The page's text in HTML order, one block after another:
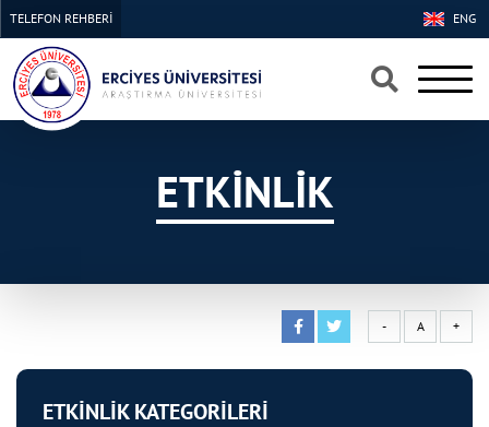
×
×
ENG
TELEFON REHBERİ
ETKİNLİK
- A +
ETKİNLİK KATEGORİLERİ